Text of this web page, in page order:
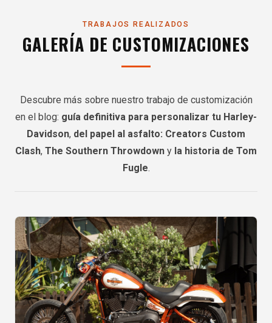
TRABAJOS REALIZADOS
GALERÍA DE CUSTOMIZACIONES
Descubre más sobre nuestro trabajo de customización
en el blog: guía definitiva para personalizar tu Harley-
Davidson, del papel al asfalto: Creators Custom
Clash, The Southern Throwdown y la historia de Tom
Fugle.